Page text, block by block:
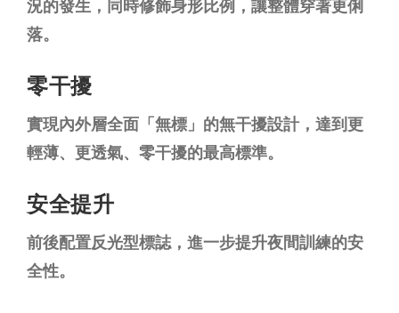
況的發生，同時修飾身形比例，讓整體穿著更俐
落。
零干擾
實現內外層全面「無標」的無干擾設計，達到更
輕薄、更透氣、零干擾的最高標準。
安全提升
前後配置反光型標誌，進一步提升夜間訓練的安
全性。